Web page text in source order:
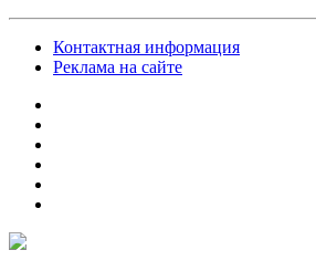
Контактная информация
Реклама на сайте